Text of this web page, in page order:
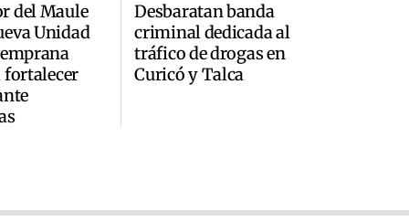
del Maule
Unidad
Desbaratan banda
criminal dedicada al
tráfico de drogas en
Curicó y Talca